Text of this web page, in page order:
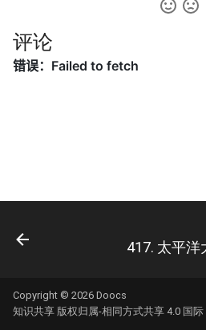
43. 1 ～ n 整数中 1 出现的次
数
44. 数字序列中某一位的数字
符串
42. 最近请求次数
46. 二叉树的右侧视图
47. 二叉树剪枝
8.6. 汉诺塔问题
8.11. 硬币
8.12. 八皇后
评论
417. 太平洋
Copyright © 2026 Doocs
知识共享 版权归属-相同方式共享 4.0 国